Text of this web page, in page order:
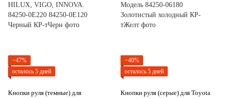
−47%
осталось 5 дней
Кнопки руля (темные) для
−40%
осталось 5 дней
Кнопки руля (серые) для Toyota